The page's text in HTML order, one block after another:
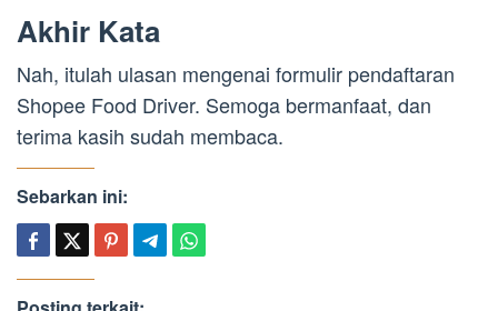
Akhir Kata
Nah, itulah ulasan mengenai formulir pendaftaran
Shopee Food Driver. Semoga bermanfaat, dan
terima kasih sudah membaca.
Sebarkan ini: